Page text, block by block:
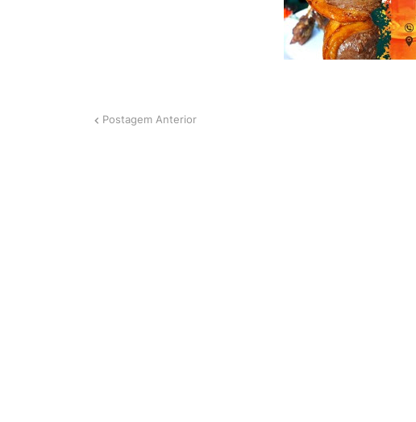
Postagem Anterior